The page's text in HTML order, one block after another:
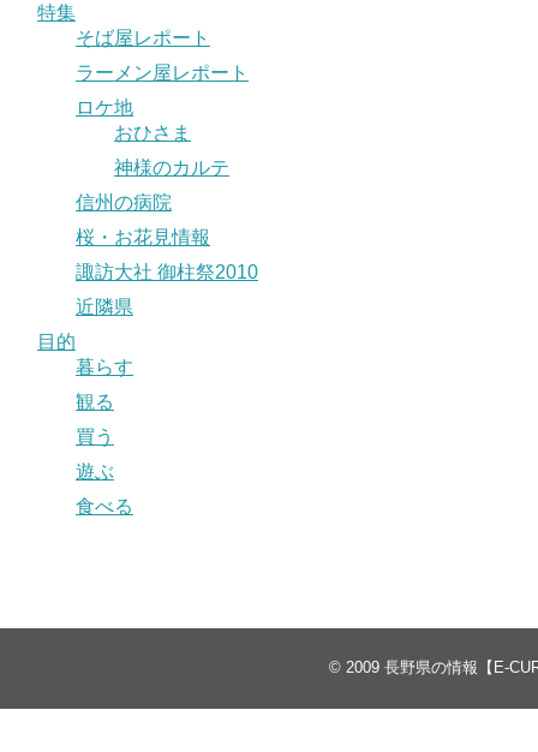
特集
そば屋レポート
ラーメン屋レポート
ロケ地
おひさま
神様のカルテ
信州の病院
桜・お花見情報
諏訪大社 御柱祭2010
近隣県
目的
暮らす
観る
買う
遊ぶ
食べる
© 2009 長野県の情報【E-